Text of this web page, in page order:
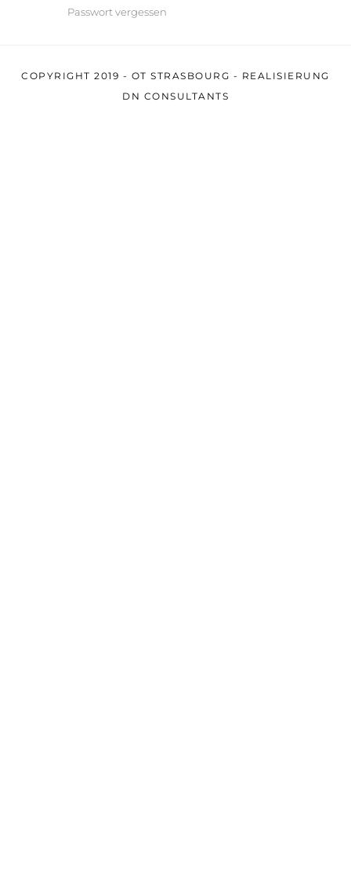
Passwort vergessen
COPYRIGHT 2019 - OT STRASBOURG - REALISIERUNG
DN CONSULTANTS